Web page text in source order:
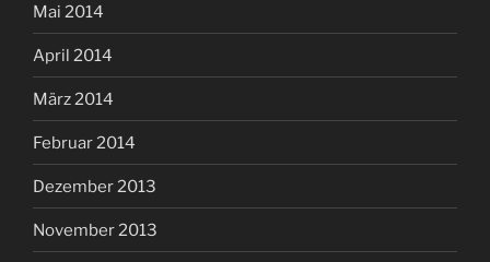
Mai 2014
April 2014
März 2014
Februar 2014
Dezember 2013
November 2013